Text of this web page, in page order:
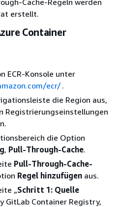
Cache-Regeln werden
erstellt.
Container
ECR-Konsole unter
ecr/.
die Region aus,
Registrierungseinstellungen
die Option
, Pull-Through-Cache.
Pull-Through-Cache-
Regel hinzufügen aus.
„Schritt 1: Quelle
GitLab Container Registry,